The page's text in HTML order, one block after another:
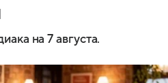
на 7 августа.